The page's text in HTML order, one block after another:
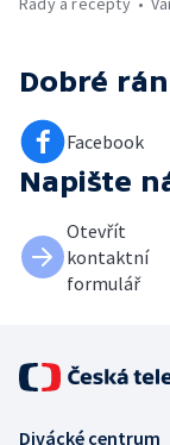
Dobré
Facebook
Napište
Otevřít
kontaktní
formulář
Divácké centrum